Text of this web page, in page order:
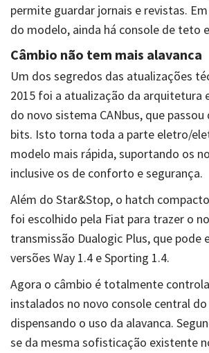
permite guardar jornais e revistas.
do modelo, ainda há console de teto
Câmbio não tem mais alavanca
Um dos segredos das atualizações
2015 foi a atualização da arquitetura
do novo sistema CANbus, que
bits. Isto torna toda a parte eletro/
modelo mais rápida, suportando os
inclusive os de conforto e segurança.
Além do Star&Stop, o hatch
foi escolhido pela Fiat para trazer o
transmissão Dualogic Plus, que pode
versões Way 1.4 e Sporting 1.4.
Agora o câmbio é totalmente
instalados no novo console central
dispensando o uso da alavanca.
se da mesma sofisticação existente